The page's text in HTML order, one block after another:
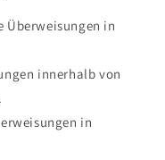
Überweisungen in
innerhalb von
in